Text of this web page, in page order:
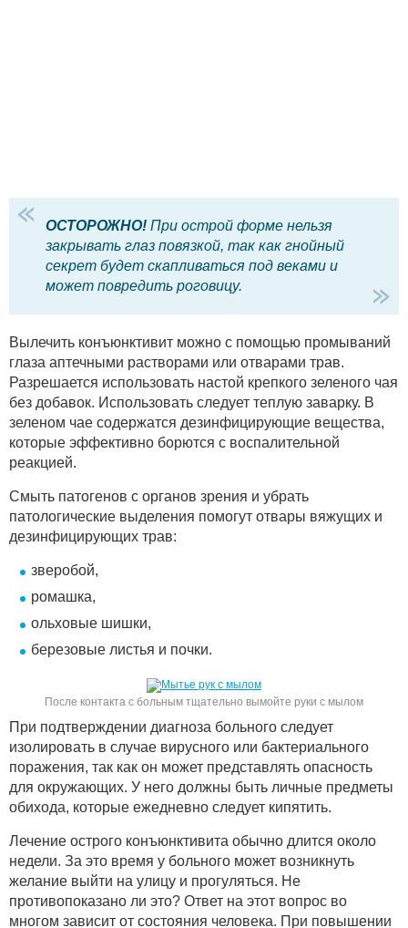
ОСТОРОЖНО! При острой форме нельзя
закрывать глаз повязкой, так как гнойный
секрет будет скапливаться под веками и
может повредить роговицу.
Вылечить конъюнктивит можно с помощью промываний
глаза аптечными растворами или отварами трав.
Разрешается использовать настой крепкого зеленого чая
без добавок. Использовать следует теплую заварку. В
зеленом чае содержатся дезинфицирующие вещества,
которые эффективно борются с воспалительной
реакцией.
Смыть патогенов с органов зрения и убрать
патологические выделения помогут отвары вяжущих и
дезинфицирующих трав:
зверобой,
ромашка,
ольховые шишки,
березовые листья и почки.
После контакта с больным тщательно вымойте руки с мылом
При подтверждении диагноза больного следует
изолировать в случае вирусного или бактериального
поражения, так как он может представлять опасность
для окружающих. У него должны быть личные предметы
обихода, которые ежедневно следует кипятить.
Лечение острого конъюнктивита обычно длится около
недели. За это время у больного может возникнуть
желание выйти на улицу и прогуляться. Не
противопоказано ли это? Ответ на этот вопрос во
многом зависит от состояния человека. При повышении